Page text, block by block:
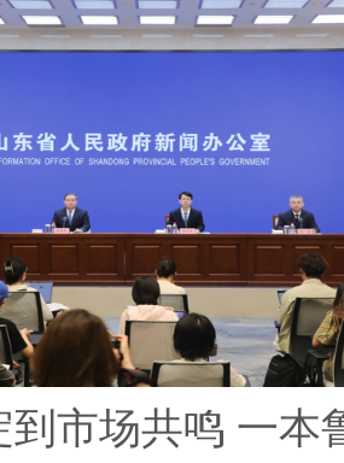
到市场共鸣 一本